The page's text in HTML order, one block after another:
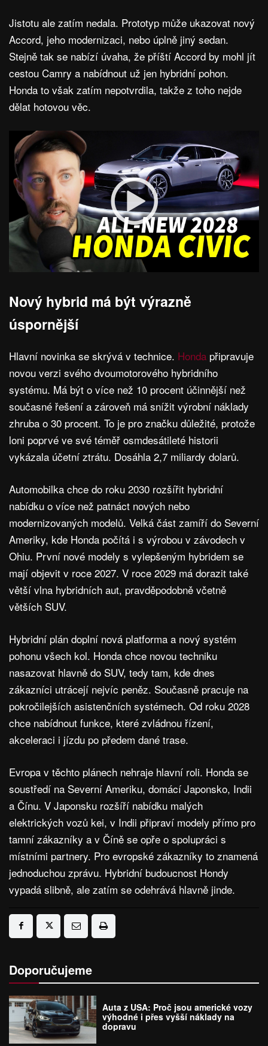
Jistotu ale zatím nedala. Prototyp může ukazovat nový
Accord, jeho modernizaci, nebo úplně jiný sedan.
Stejně tak se nabízí úvaha, že příští Accord by mohl jít
cestou Camry a nabídnout už jen hybridní pohon.
Honda to však zatím nepotvrdila, takže z toho nejde
dělat hotovou věc.
Nový hybrid má být výrazně
úspornější
Hlavní novinka se skrývá v technice. Honda připravuje
novou verzi svého dvoumotorového hybridního
systému. Má být o více než 10 procent účinnější než
současné řešení a zároveň má snížit výrobní náklady
zhruba o 30 procent. To je pro značku důležité, protože
loni poprvé ve své téměř osmdesátileté historii
vykázala účetní ztrátu. Dosáhla 2,7 miliardy dolarů.
Automobilka chce do roku 2030 rozšířit hybridní
nabídku o více než patnáct nových nebo
modernizovaných modelů. Velká část zamíří do Severní
Ameriky, kde Honda počítá i s výrobou v závodech v
Ohiu. První nové modely s vylepšeným hybridem se
mají objevit v roce 2027. V roce 2029 má dorazit také
větší vlna hybridních aut, pravděpodobně včetně
větších SUV.
Hybridní plán doplní nová platforma a nový systém
pohonu všech kol. Honda chce novou techniku
nasazovat hlavně do SUV, tedy tam, kde dnes
zákazníci utrácejí nejvíc peněz. Současně pracuje na
pokročilejších asistenčních systémech. Od roku 2028
chce nabídnout funkce, které zvládnou řízení,
akceleraci i jízdu po předem dané trase.
Evropa v těchto plánech nehraje hlavní roli. Honda se
soustředí na Severní Ameriku, domácí Japonsko, Indii
a Čínu. V Japonsku rozšíří nabídku malých
elektrických vozů kei, v Indii připraví modely přímo pro
tamní zákazníky a v Číně se opře o spolupráci s
místními partnery. Pro evropské zákazníky to znamená
jednoduchou zprávu. Hybridní budoucnost Hondy
vypadá slibně, ale zatím se odehrává hlavně jinde.
Doporučujeme
Auta z USA: Proč jsou americké vozy
výhodné i přes vyšší náklady na
dopravu